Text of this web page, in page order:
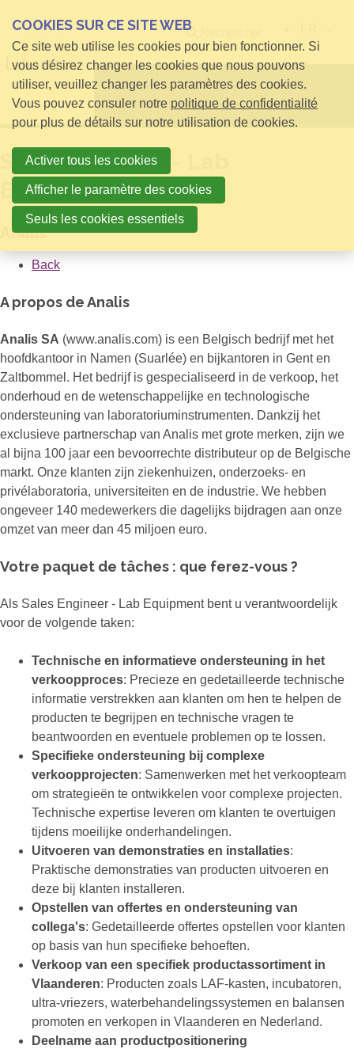
Open menu
Sales Engineer - Lab
Equipment
Analis
Back
A propos de Analis
Analis SA (www.analis.com) is een Belgisch bedrijf met het
hoofdkantoor in Namen (Suarlée) en bijkantoren in Gent en
Zaltbommel. Het bedrijf is gespecialiseerd in de verkoop, het
onderhoud en de wetenschappelijke en technologische
ondersteuning van laboratoriuminstrumenten. Dankzij het
exclusieve partnerschap van Analis met grote merken, zijn we
al bijna 100 jaar een bevoorrechte distributeur op de Belgische
markt. Onze klanten zijn ziekenhuizen, onderzoeks- en
privélaboratoria, universiteiten en de industrie. We hebben
ongeveer 140 medewerkers die dagelijks bijdragen aan onze
omzet van meer dan 45 miljoen euro.
Votre paquet de tâches : que ferez-vous ?
Als Sales Engineer - Lab Equipment bent u verantwoordelijk
voor de volgende taken:
Technische en informatieve ondersteuning in het
verkoopproces: Precieze en gedetailleerde technische
informatie verstrekken aan klanten om hen te helpen de
producten te begrijpen en technische vragen te
beantwoorden en eventuele problemen op te lossen.
Specifieke ondersteuning bij complexe
verkoopprojecten: Samenwerken met het verkoopteam
om strategieën te ontwikkelen voor complexe projecten.
Technische expertise leveren om klanten te overtuigen
tijdens moeilijke onderhandelingen.
Uitvoeren van demonstraties en installaties:
Praktische demonstraties van producten uitvoeren en
deze bij klanten installeren.
Opstellen van offertes en ondersteuning van
collega's: Gedetailleerde offertes opstellen voor klanten
op basis van hun specifieke behoeften.
Verkoop van een specifiek productassortiment in
Vlaanderen: Producten zoals LAF-kasten, incubatoren,
ultra-vriezers, waterbehandelingssystemen en balansen
promoten en verkopen in Vlaanderen en Nederland.
Deelname aan productpositionering
COOKIES SUR CE SITE WEB
Ce site web utilise les cookies pour bien fonctionner. Si
vous désirez changer les cookies que nous pouvons
utiliser, veuillez changer les paramètres des cookies.
Vous pouvez consuler notre politique de confidentialité
pour plus de détails sur notre utilisation de cookies.
Activer tous les cookies
Afficher le paramètre des cookies
Seuls les cookies essentiels